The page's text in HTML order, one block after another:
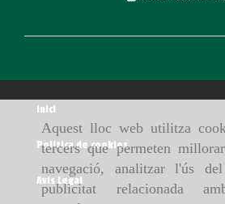
Aquest lloc web utilitza
tercers que permeten
navegació, analitzar l'ús
publicitat relacionada
Inici
Política de cookies
Avís Legal